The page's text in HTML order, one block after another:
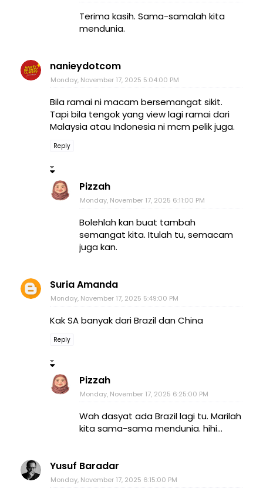
Terima kasih. Sama-samalah kita
mendunia.
nanieydotcom
Monday, November 17, 2025 5:04:00 PM
Bila ramai ni macam bersemangat sikit.
Tapi bila tengok yang view lagi ramai dari
Malaysia atau Indonesia ni mcm pelik juga.
Reply
Pizzah
Monday, November 17, 2025 6:11:00 PM
Bolehlah kan buat tambah
semangat kita. Itulah tu, semacam
juga kan.
Suria Amanda
Monday, November 17, 2025 5:49:00 PM
Kak SA banyak dari Brazil dan China
Reply
Pizzah
Monday, November 17, 2025 6:25:00 PM
Wah dasyat ada Brazil lagi tu. Marilah
kita sama-sama mendunia. hihi...
Yusuf Baradar
Monday, November 17, 2025 6:15:00 PM